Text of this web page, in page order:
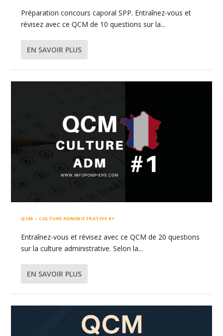
Préparation concours caporal SPP. Entraînez-vous et
révisez avec ce QCM de 10 questions sur la...
EN SAVOIR PLUS
QCM – CULTURE ADMINISTRATIVE #1
Entraînez-vous et révisez avec ce QCM de 20 questions
sur la culture administrative. Selon la...
EN SAVOIR PLUS